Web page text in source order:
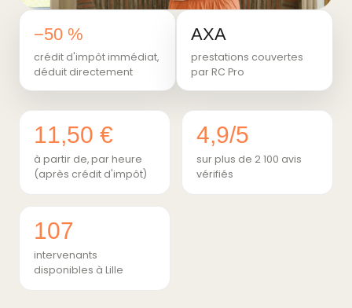
−50 %
crédit d'impôt immédiat,
déduit directement
AXA
prestations couvertes
par RC Pro
11,50 €
à partir de, par heure
(après crédit d'impôt)
4,9/5
sur plus de 2 100 avis
vérifiés
107
intervenants
disponibles à Lille